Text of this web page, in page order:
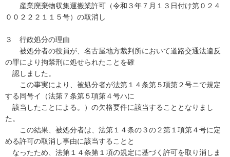
産業廃棄物収集運搬業許可（令和３年７月１３日付け第０２４
００２２２１１５号）の取消し
３ 行政処分の理由
被処分者の役員が、名古屋地方裁判所において道路交通法違反
の罪により拘禁刑に処せられたことを確
認しました。
この事実により、被処分者が法第１４条第５項第２号ニで規定
する同号イ（法第７条第５項第４号ハに
該当したことによる。）の欠格要件に該当することとなりまし
た。
この結果、被処分者は、法第１４条の３の２第１項第４号に定
める許可の取消し事由に該当することと
なったため、法第１４条第１項の規定に基づく許可を取り消しま